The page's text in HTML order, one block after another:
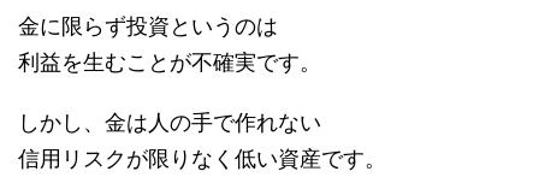
金に限らず投資というのは
利益を生むことが不確実です。
しかし、金は人の手で作れない
信用リスクが限りなく低い資産です。